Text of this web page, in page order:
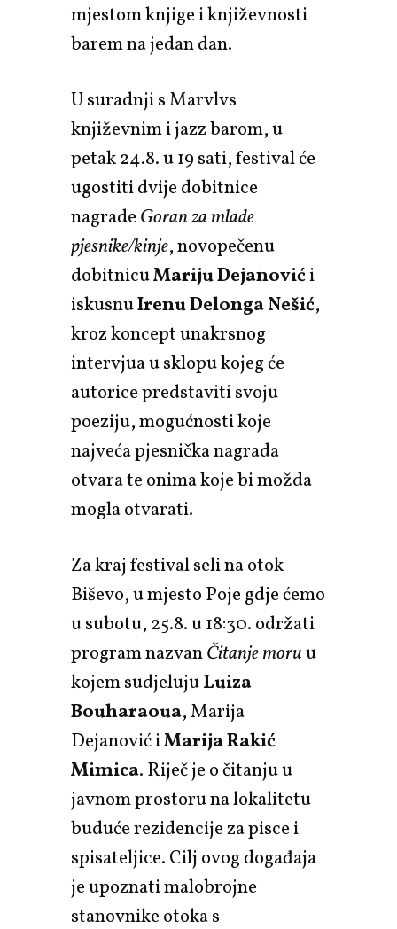
mjestom knjige i književnosti
barem na jedan dan.
U suradnji s Marvlvs
književnim i jazz barom, u
petak 24.8. u 19 sati, festival će
ugostiti dvije dobitnice
nagrade Goran za mlade
pjesnike/kinje, novopečenu
dobitnicuMariju Dejanovići
iskusnuIrenu Delonga Nešić,
kroz koncept unakrsnog
intervjua u sklopu kojeg će
autorice predstaviti svoju
poeziju, mogućnosti koje
najveća pjesnička nagrada
otvara te onima koje bi možda
mogla otvarati.
Za kraj festival seli na otok
Biševo, u mjesto Poje gdje ćemo
u subotu, 25.8. u 18:30. održati
program nazvanČitanje moruu
kojem sudjelujuLuiza
Bouharaoua, Marija
Dejanović iMarija Rakić
Mimica. Riječ je o čitanju u
javnom prostoru na lokalitetu
buduće rezidencije za pisce i
spisateljice. Cilj ovog događaja
je upoznati malobrojne
stanovnike otoka s